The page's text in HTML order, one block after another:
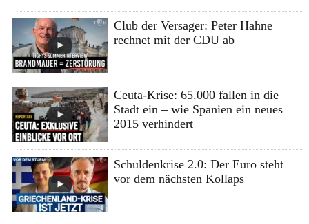
Club der Versager: Peter Hahne
rechnet mit der CDU ab
Ceuta-Krise: 65.000 fallen in die
Stadt ein – wie Spanien ein neues
2015 verhindert
Schuldenkrise 2.0: Der Euro steht
vor dem nächsten Kollaps